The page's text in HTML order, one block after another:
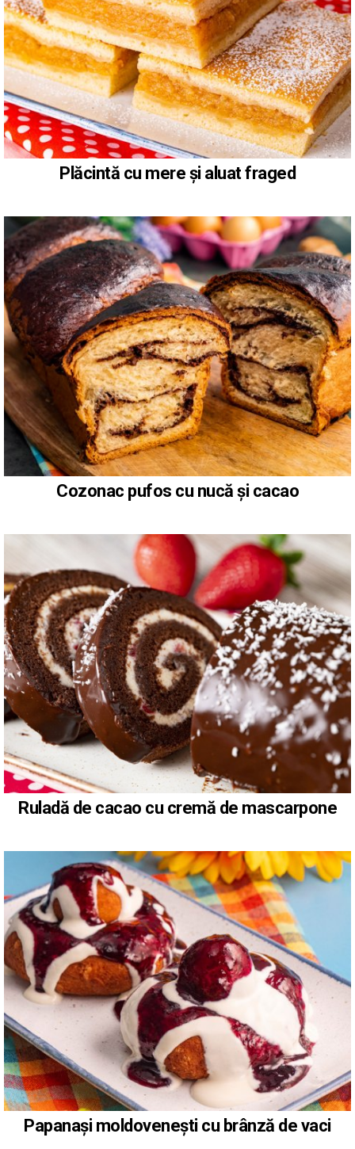
Plăcintă cu mere și aluat fraged
Cozonac pufos cu nucă și cacao
Ruladă de cacao cu cremă de mascarpone
Papanași moldovenești cu brânză de vaci